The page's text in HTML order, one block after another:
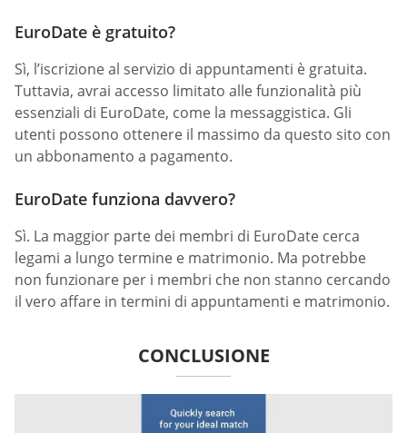
EuroDate è gratuito?
Sì, l’iscrizione al servizio di appuntamenti è gratuita.
Tuttavia, avrai accesso limitato alle funzionalità più
essenziali di EuroDate, come la messaggistica. Gli
utenti possono ottenere il massimo da questo sito con
un abbonamento a pagamento.
EuroDate funziona davvero?
Sì. La maggior parte dei membri di EuroDate cerca
legami a lungo termine e matrimonio. Ma potrebbe
non funzionare per i membri che non stanno cercando
il vero affare in termini di appuntamenti e matrimonio.
CONCLUSIONE